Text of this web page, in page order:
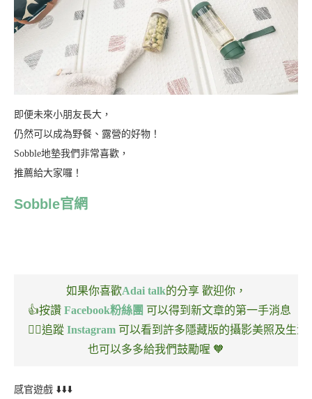
即便未來小朋友長大，
仍然可以成為野餐、露營的好物！
Sobble地墊我們非常喜歡，
推薦給大家囉！
Sobble官網
如果你喜歡Adai talk的分享 歡迎你，
👍按讚 Facebook粉絲團 可以得到新文章的第一手消息
🏃‍♂️追蹤 Instagram 可以看到許多隱藏版的攝影美照及生活
也可以多多給我們鼓勵喔 🧡
感官遊戲 ⬇️⬇️⬇️